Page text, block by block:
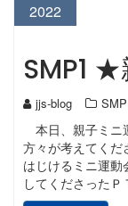
2022
SMP1
jjs-blog SMP
本日、親子ミ
方々が考えてくだ
はじけるミニ運
してくださった